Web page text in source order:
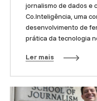
jornalismo de dados e
Co.Inteligência, uma
desenvolvimento de
prática da tecnologia
Ler mais